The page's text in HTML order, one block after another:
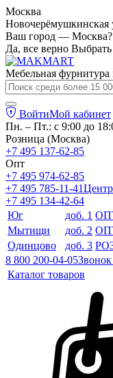
Москва
Новочерёмушкинская
Ваш город — Москва?
Да, все верно Выбрать
Мебельная фурнитура
ВойтиМой кабинет
Пн. – Пт.: с 9:00 до
Розница (Москва)
+7 495 137-62-85
Опт
+7 495 974-62-85
+7 495 785-11-41
+7 495 134-42-64
Юг
доб. 1
Мытищи
доб. 2
Одинцово
доб. 3
8 800 200-04-05
Каталог товаров